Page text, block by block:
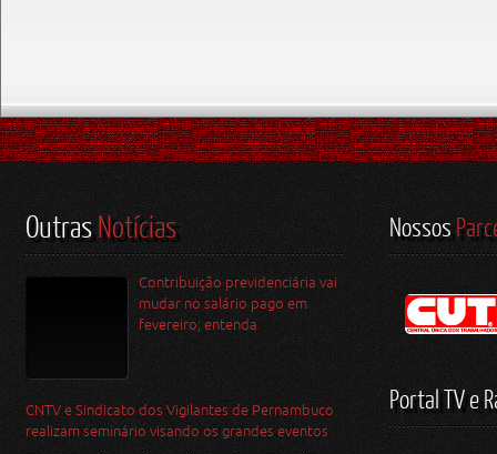
OutrasNotícias
Contribuição previdenciária vai
mudar no salário pago em
fevereiro; entenda
CNTV e Sindicato dos Vigilantes de Pernambuco
realizam seminário visando os grandes eventos
Nossos
Portal TV e